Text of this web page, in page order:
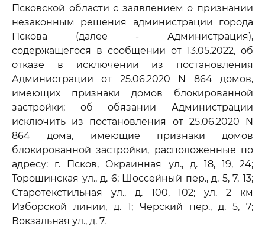
Псковской области с заявлением о признании
незаконным решения администрации города
Пскова (далее - Администрация),
содержащегося в сообщении от 13.05.2022, об
отказе в исключении из постановления
Администрации от 25.06.2020 N 864 домов,
имеющих признаки домов блокированной
застройки; об обязании Администрации
исключить из постановления от 25.06.2020 N
864 дома, имеющие признаки домов
блокированной застройки, расположенные по
адресу: г. Псков, Окраинная ул., д. 18, 19, 24;
Торошинская ул., д. 6; Шоссейный пер., д. 5, 7, 13;
Старотекстильная ул., д. 100, 102; ул. 2 км
Изборской линии, д. 1; Черский пер., д. 5, 7;
Вокзальная ул., д. 7.